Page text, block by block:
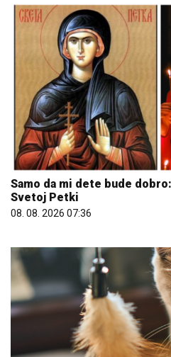
Samo da mi dete bude
Svetoj Petki
08. 08. 2026 07:36